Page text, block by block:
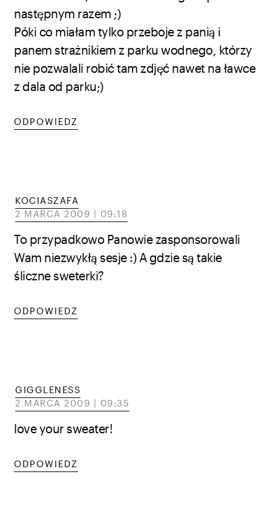
następnym razem ;)
Póki co miałam tylko przeboje z panią i
panem strażnikiem z parku wodnego, którzy
nie pozwalali robić tam zdjęć nawet na ławce
z dala od parku;)
ODPOWIEDZ
KOCIASZAFA
2 MARCA 2009 | 09:18
To przypadkowo Panowie zasponsorowali
Wam niezwykłą sesje :) A gdzie są takie
śliczne sweterki?
ODPOWIEDZ
GIGGLENESS
2 MARCA 2009 | 09:35
love your sweater!
ODPOWIEDZ